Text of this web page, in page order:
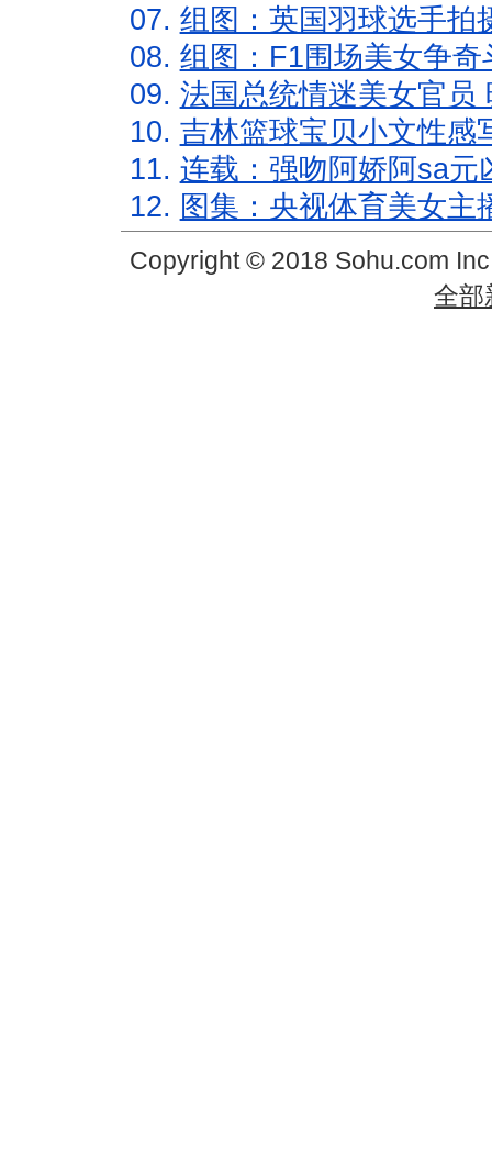
07. 组图：英国羽球选手拍
08. 组图：F1围场美女争
09. 法国总统情迷美女官员
10. 吉林篮球宝贝小文性感
11. 连载：强吻阿娇阿sa元
12. 图集：央视体育美女主
Copyright © 2018 Sohu.com
全部